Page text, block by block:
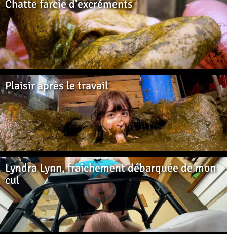
Chatte farcie d'excréments
Plaisir après le travail
Lyndra Lynn, fraîchement débarquée de mon
cul